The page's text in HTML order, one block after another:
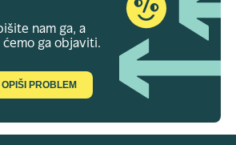
nam ga, a
ćemo ga objaviti.
OPIŠI PROBLEM